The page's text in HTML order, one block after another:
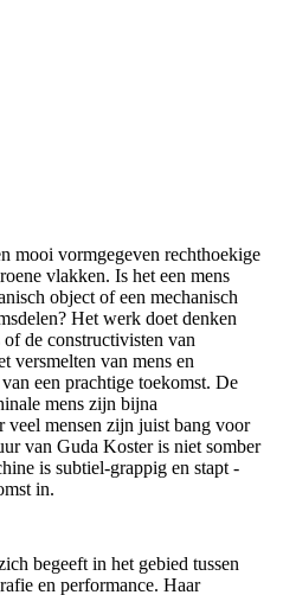
mooi vormgegeven rechthoekige
vlakken. Is het een mens
object of een mechanisch
Het werk doet denken
de constructivisten van
versmelten van mens en
een prachtige toekomst. De
mens zijn bijna
mensen zijn juist bang voor
van Guda Koster is niet somber
is subtiel-grappig en stapt -
in.
begeeft in het gebied tussen
en performance. Haar